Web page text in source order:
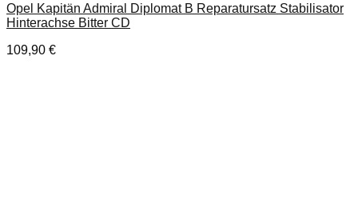
Opel Kapitän Admiral Diplomat B Reparatursatz Stabilisator
Hinterachse Bitter CD
109,90 €